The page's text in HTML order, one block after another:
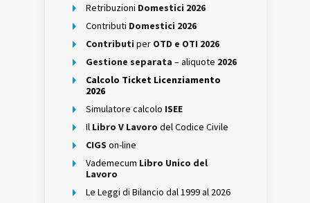
Retribuzioni Domestici 2026
Contributi Domestici 2026
Contributi per OTD e OTI 2026
Gestione separata – aliquote 2026
Calcolo Ticket Licenziamento
2026
Simulatore calcolo ISEE
Il Libro V Lavoro del Codice Civile
CIGS on-line
Vademecum Libro Unico del
Lavoro
Le Leggi di Bilancio dal 1999 al 2026